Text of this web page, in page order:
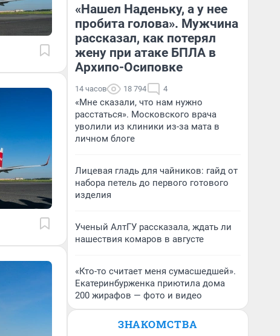
«Нашел Наденьку, а у нее
пробита голова». Мужчина
рассказал, как потерял
жену при атаке БПЛА в
Архипо-Осиповке
14 часов 18 794 4
«Мне сказали, что нам нужно
расстаться». Московского врача
уволили из клиники из-за мата в
личном блоге
Лицевая гладь для чайников: гайд от
набора петель до первого готового
изделия
Ученый АлтГУ рассказала, ждать ли
нашествия комаров в августе
«Кто-то считает меня сумасшедшей».
Екатеринбурженка приютила дома
200 жирафов — фото и видео
ЗНАКОМСТВА